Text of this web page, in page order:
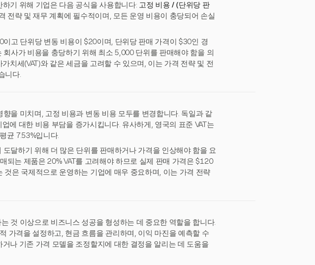
기 위해 기업은 다음 공식을 사용합니다: 고정 비용 / (단위당 판
전략 및 재무 계획에 필수적이며, 모든 운영 비용이 충당되어 손실
고 단위당 변동 비용이 $20이며, 단위당 판매 가격이 $30인 경
사가 비용을 충당하기 위해 최소 5,000 단위를 판매해야 함을 의
치세(VAT)와 같은 세금을 고려할 수 있으며, 이는 가격 전략 및 전
니다.
을 미치며, 고정 비용과 변동 비용 모두를 변경합니다. 독일과 같
에 대한 비용 부담을 증가시킵니다. 유사하게, 영국의 표준 VAT는
균 7.53%입니다.
달하기 위해 더 많은 단위를 판매하거나 가격을 인상해야 함을 요
되는 제품은 20% VAT를 고려해야 하므로 실제 판매 가격은 $120
것은 국제적으로 운영하는 기업에 매우 중요하며, 이는 가격 전략
것 이상으로 비즈니스 성공을 형성하는 데 중요한 역할을 합니다.
가격을 설정하고, 현금 흐름을 관리하며, 이익 마진을 예측할 수
나 기존 가격 모델을 조정할지에 대한 결정을 알리는 데 도움을